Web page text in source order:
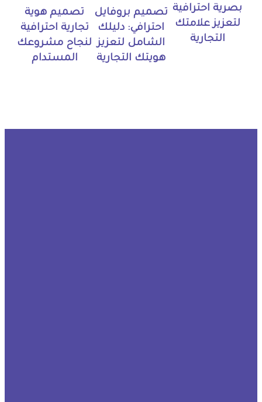
بصرية احترافية
لتعزيز علامتك
التجارية
تصميم بروفايل
احترافي: دليلك
الشامل لتعزيز
هويتك التجارية
تصميم هوية
تجارية احترافية
لنجاح مشروعك
المستدام